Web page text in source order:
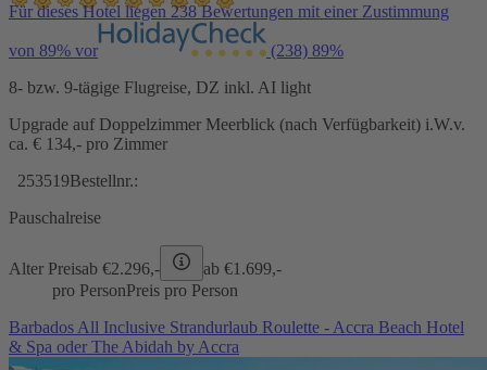
Für dieses Hotel liegen 238 Bewertungen mit einer Zustimmung
von 89% vor (238) 89%
8- bzw. 9-tägige Flugreise, DZ inkl. AI light
Upgrade auf Doppelzimmer Meerblick (nach Verfügbarkeit) i.W.v.
ca. € 134,- pro Zimmer
253519Bestellnr.:
Pauschalreise
Alter Preisab €2.296,- ab €1.699,-
pro PersonPreis pro Person
Barbados All Inclusive Strandurlaub Roulette - Accra Beach Hotel
& Spa oder The Abidah by Accra